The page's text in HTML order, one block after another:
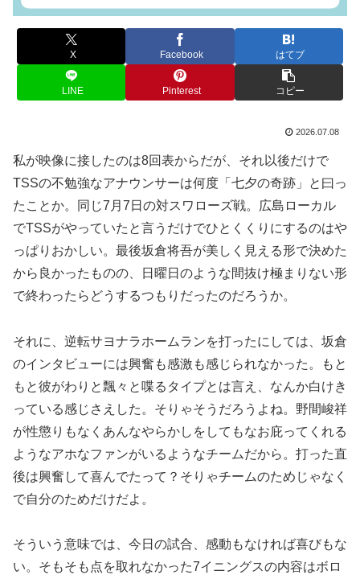
X Facebook はてブ
LINE Pinterest コピー
2026.07.08
私が映像に接したのは8回表からだが、それ以後だけで
TSSの不勉強なアナウンサーは何度「七夕の奇跡」と曰っ
たことか。同じ7月7日の対スワローズ戦。広島ローカル
でTSSがやっていたと言うだけでひとくくりにするのはや
っぱりおかしい。最後坂倉将吾が美しく見える形で決めた
から良かったものの、日曜日のような間抜け極まりない形
で終わったらどうするつもりだったのだろうか。
それに、逆転サヨナラホームランを打ったにしては、坂倉
のインタビューには興奮も感激も感じられなかった。もと
もと彼がわりと飄々と喋るタイプとは言え、なんか白けき
っている感じさえした。そりゃそうだろうよね。野間峻祥
が性懲りもなくあんなやらかしをしてもなお庇ってくれる
ようなアホなファンがいるようなチームだから。打った直
後は興奮して喜んでたって？そりゃチームのためじゃなく
で自分のためだけだよ。
そういう意味では、今日の試合、感動もなければ喜びもな
い。そもそも点を取れなかった7イニングスの内容はボロ